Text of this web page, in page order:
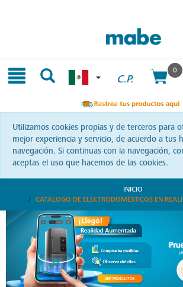
C.P.
0
Utilizamos cookies propias y de terceros para
mejor experiencia y servicio, de acuerdo a tus
navegación. Si continuas con la navegación,
aceptas el uso que hacemos de las cookies.
INICIO
CATÁLOGO DE ELECTRODOMÉSTICOS EN